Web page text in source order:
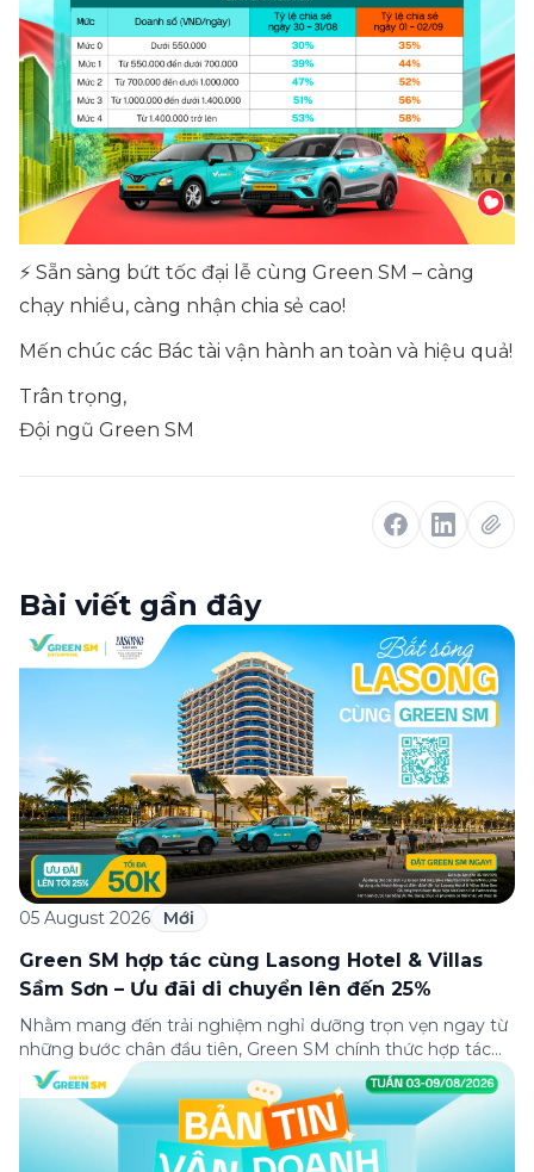
⚡ Sẵn sàng bứt tốc đại lễ cùng Green SM – càng
chạy nhiều, càng nhận chia sẻ cao!
Mến chúc các Bác tài vận hành an toàn và hiệu quả!
Trân trọng,
Đội ngũ Green SM
Bài viết gần đây
05 August 2026 Mới
Green SM hợp tác cùng Lasong Hotel & Villas
Sầm Sơn – Ưu đãi di chuyển lên đến 25%
Nhằm mang đến trải nghiệm nghỉ dưỡng trọn vẹn ngay từ
những bước chân đầu tiên, Green SM chính thức hợp tác
cùng Lasong Hotel & Villas Sầm Sơn triển khai chương trình
ưu đãi di chuyển dành riêng cho khách hàng có điểm đón
hoặc điểm đến tại khu nghỉ dưỡng. Từ khoảnh khắc […]